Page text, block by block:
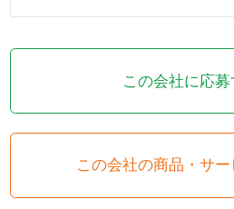
この会社に応募
この会社の商品・サ